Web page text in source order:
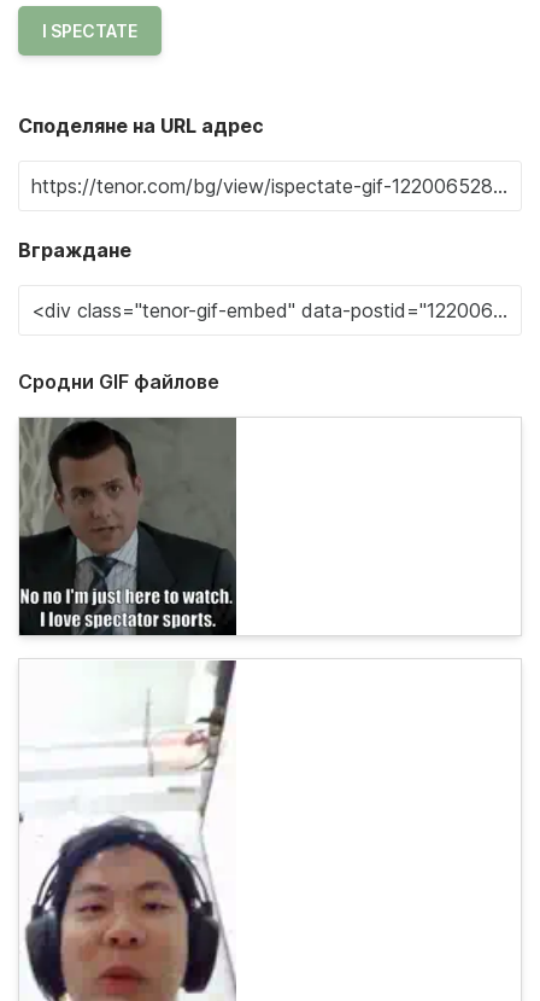
I SPECTATE
Споделяне на URL адрес
Вграждане
Сродни GIF файлове